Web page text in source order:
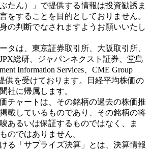
たん）」で提供する情報は投資勧誘ま
をすることを目的としておりません。
の判断でなされますようお願いいたし
タは、東京証券取引所、大阪取引所、
総研、ジャパンネクスト証券、堂島
Information Services、CME Group
供を受けております。日経平均株価の
社に帰属します。
チャートは、その銘柄の過去の株価推
載しているものであり、その銘柄の将
あるいは保証するものではなく、ま
のではありません。
る「サプライズ決算」とは、決算情報